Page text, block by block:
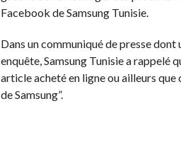
Facebook de Samsung Tunisie.
Dans un communiqué de presse
enquête, Samsung Tunisie a rappelé
article acheté en ligne ou ailleurs
de Samsung”.